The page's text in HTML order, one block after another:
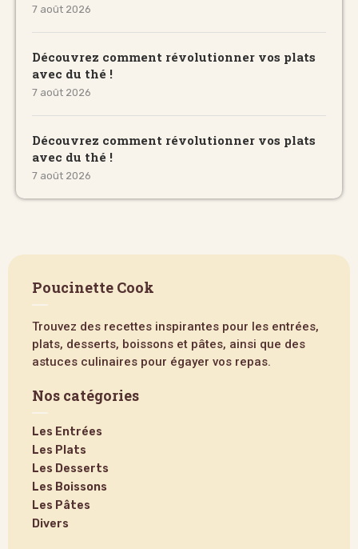
7 août 2026
Découvrez comment révolutionner vos plats
avec du thé !
7 août 2026
Découvrez comment révolutionner vos plats
avec du thé !
7 août 2026
Poucinette Cook
Trouvez des recettes inspirantes pour les entrées,
plats, desserts, boissons et pâtes, ainsi que des
astuces culinaires pour égayer vos repas.
Nos catégories
Les Entrées
Les Plats
Les Desserts
Les Boissons
Les Pâtes
Divers